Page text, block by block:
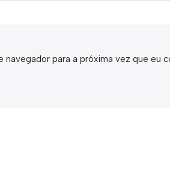
navegador para a próxima vez que eu